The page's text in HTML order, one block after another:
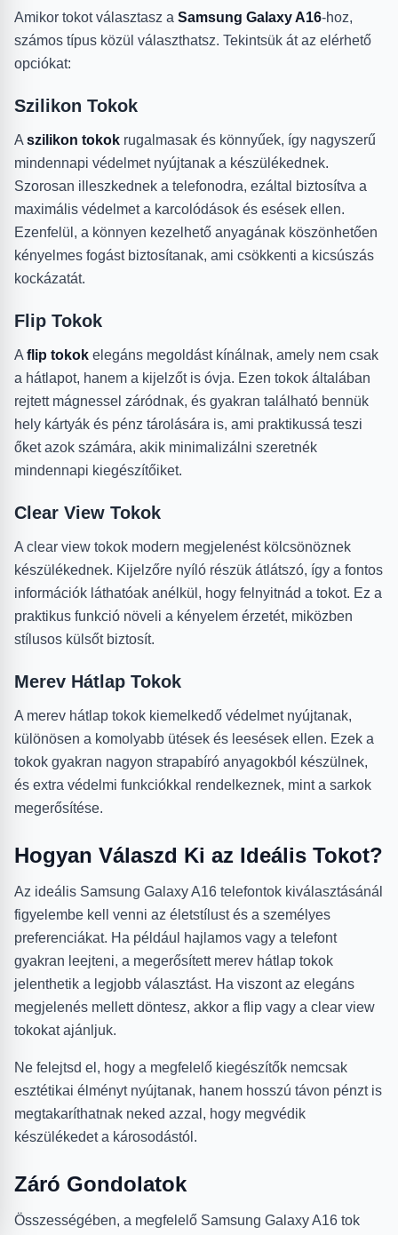
Amikor tokot választasz a Samsung Galaxy A16-hoz,
számos típus közül választhatsz. Tekintsük át az elérhető
opciókat:
Szilikon Tokok
A szilikon tokok rugalmasak és könnyűek, így nagyszerű
mindennapi védelmet nyújtanak a készülékednek.
Szorosan illeszkednek a telefonodra, ezáltal biztosítva a
maximális védelmet a karcolódások és esések ellen.
Ezenfelül, a könnyen kezelhető anyagának köszönhetően
kényelmes fogást biztosítanak, ami csökkenti a kicsúszás
kockázatát.
Flip Tokok
A flip tokok elegáns megoldást kínálnak, amely nem csak
a hátlapot, hanem a kijelzőt is óvja. Ezen tokok általában
rejtett mágnessel záródnak, és gyakran található bennük
hely kártyák és pénz tárolására is, ami praktikussá teszi
őket azok számára, akik minimalizálni szeretnék
mindennapi kiegészítőiket.
Clear View Tokok
A clear view tokok modern megjelenést kölcsönöznek
készülékednek. Kijelzőre nyíló részük átlátszó, így a fontos
információk láthatóak anélkül, hogy felnyitnád a tokot. Ez a
praktikus funkció növeli a kényelem érzetét, miközben
stílusos külsőt biztosít.
Merev Hátlap Tokok
A merev hátlap tokok kiemelkedő védelmet nyújtanak,
különösen a komolyabb ütések és leesések ellen. Ezek a
tokok gyakran nagyon strapabíró anyagokból készülnek,
és extra védelmi funkciókkal rendelkeznek, mint a sarkok
megerősítése.
Hogyan Válaszd Ki az Ideális Tokot?
Az ideális Samsung Galaxy A16 telefontok kiválasztásánál
figyelembe kell venni az életstílust és a személyes
preferenciákat. Ha például hajlamos vagy a telefont
gyakran leejteni, a megerősített merev hátlap tokok
jelenthetik a legjobb választást. Ha viszont az elegáns
megjelenés mellett döntesz, akkor a flip vagy a clear view
tokokat ajánljuk.
Ne felejtsd el, hogy a megfelelő kiegészítők nemcsak
esztétikai élményt nyújtanak, hanem hosszú távon pénzt is
megtakaríthatnak neked azzal, hogy megvédik
készülékedet a károsodástól.
Záró Gondolatok
Összességében, a megfelelő Samsung Galaxy A16 tok